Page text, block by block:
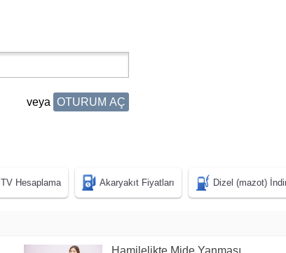
veya OTURUM AÇ
Hesaplama Akaryakıt Fiyatları Dizel (mazot)
Hamilelikte Mide Yanması